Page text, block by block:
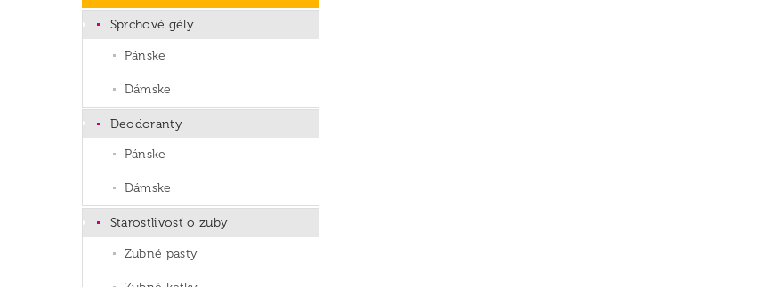
Sprchové gély
Pánske
Dámske
Deodoranty
Pánske
Dámske
Starostlivosť o zuby
Zubné pasty